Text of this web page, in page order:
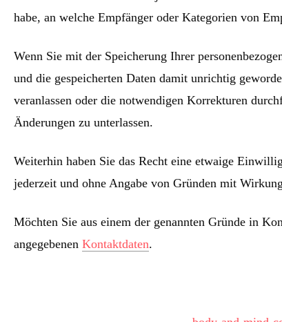
habe, an welche Empfänger oder Kategorien von
Wenn Sie mit der Speicherung Ihrer
und die gespeicherten Daten damit unrichtig
veranlassen oder die notwendigen Korrekturen
Änderungen zu unterlassen.
Weiterhin haben Sie das Recht eine etwaige
jederzeit und ohne Angabe von Gründen mit
Möchten Sie aus einem der genannten Gründe in
angegebenen Kontaktdaten.